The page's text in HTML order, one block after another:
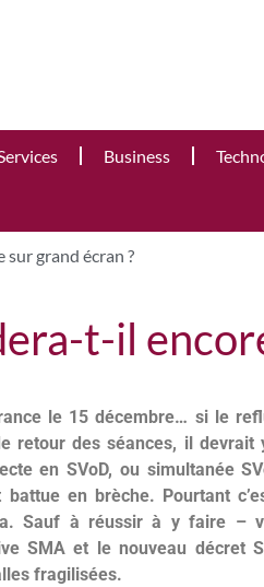
Business
sur grand écran ?
t-il
le 15 décembre… si le
retour des séances, il devrait
en SVoD, ou simultanée
en brèche. Pourtant
Sauf à réussir à y faire –
SMA et le nouveau décret
fragilisées.